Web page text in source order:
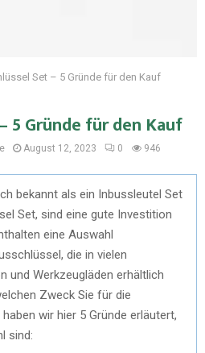
Set – 5 Gründe für den Kauf
5 Gründe für den Kauf
August 12, 2023 0 946
bekannt als ein Inbussleutel Set
Set, sind eine gute Investition
eine Auswahl
die in vielen
und Werkzeugläden erhältlich
Zweck Sie für die
wir hier 5 Gründe erläutert,
sind: